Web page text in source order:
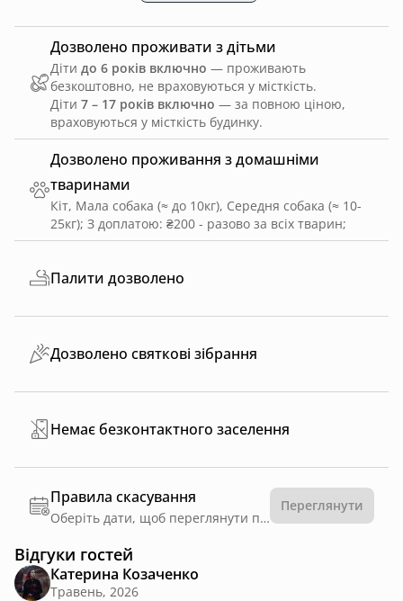
Дозволено проживання з домашніми
тваринами
Кіт, Мала собака (≈ до 10кг), Середня собака (≈ 10-
25кг); З доплатою: ₴200 - разово за всіх тварин;
Дозволено проживати з дітьми
Діти до 6 років включно — проживають
безкоштовно, не враховуються у місткість.
Діти 7 – 17 років включно — за повною ціною,
враховуються у місткість будинку.
Палити дозволено
Дозволено святкові зібрання
Немає безконтактного заселення
Правила скасування
Оберіть дати, щоб переглянути правила
Переглянути
Відгуки гостей
Катерина Козаченко
Травень, 2026